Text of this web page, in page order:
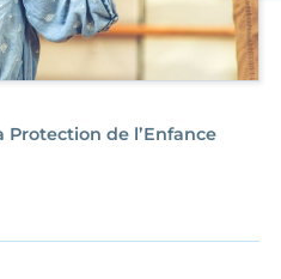
Protection de l’Enfance